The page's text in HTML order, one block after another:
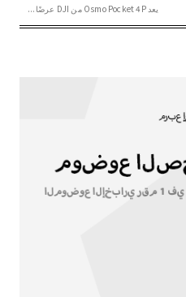
يعد Osmo Pocket 4P من DJI عرضًا...